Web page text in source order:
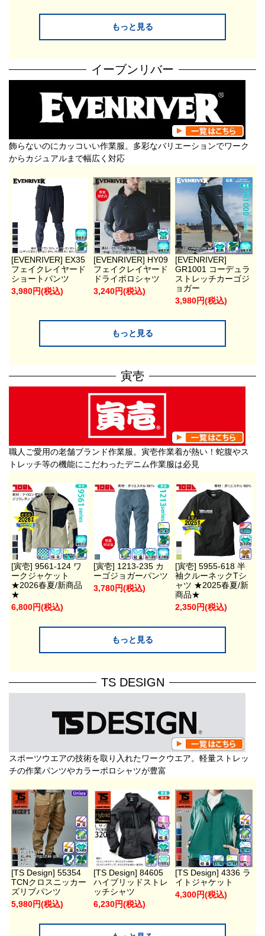
もっと見る
イーブンリバー
飾らないのにカッコいい作業服。多彩なバリエーションでワーク
からカジュアルまで幅広く対応
[EVENRIVER] EX35
フェイクレイヤード
ショートパンツ
3,980円(税込)
[EVENRIVER] HY09
フェイクレイヤード
ドライポロシャツ
3,240円(税込)
[EVENRIVER]
GR1001 コーデュラ
ストレッチカーゴジ
ョガー
3,980円(税込)
もっと見る
寅壱
職人ご愛用の老舗ブランド作業服。寅壱作業着が熱い！蛇腹やス
トレッチ等の機能にこだわったデニム作業服は必見
[寅壱] 9561-124 ワ
ークジャケット
★2026春夏/新商品
★
6,800円(税込)
[寅壱] 1213-235 カ
ーゴジョガーパンツ
3,780円(税込)
[寅壱] 5955-618 半
袖クルーネックTシ
ャツ ★2025春夏/新
商品★
2,350円(税込)
もっと見る
TS DESIGN
スポーツウエアの技術を取り入れたワークウエア。軽量ストレッ
チの作業パンツやカラーポロシャツが豊富
[TS Design] 55354
TCNクロスニッカー
ズリブパンツ
5,980円(税込)
[TS Design] 84605
ハイブリッドストレ
ッチシャツ
6,230円(税込)
[TS Design] 4336 ラ
イトジャケット
4,300円(税込)